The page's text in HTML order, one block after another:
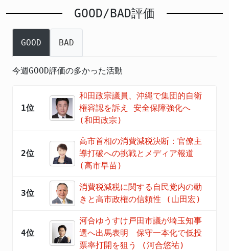
GOOD/BAD評価
GOOD BAD
今週GOOD評価の多かった活動
1位
和田政宗議員、沖縄で集団的自衛
権容認を訴え 安全保障強化へ
(和田政宗)
2位
高市首相の消費減税決断：官僚主
導打破への挑戦とメディア報道
(高市早苗)
3位
消費税減税に関する自民党内の動
きと高市政権の信頼性 (山田宏)
4位
河合ゆうすけ戸田市議が埼玉知事
選へ出馬表明 保守一本化で低投
票率打開を狙う (河合悠祐)